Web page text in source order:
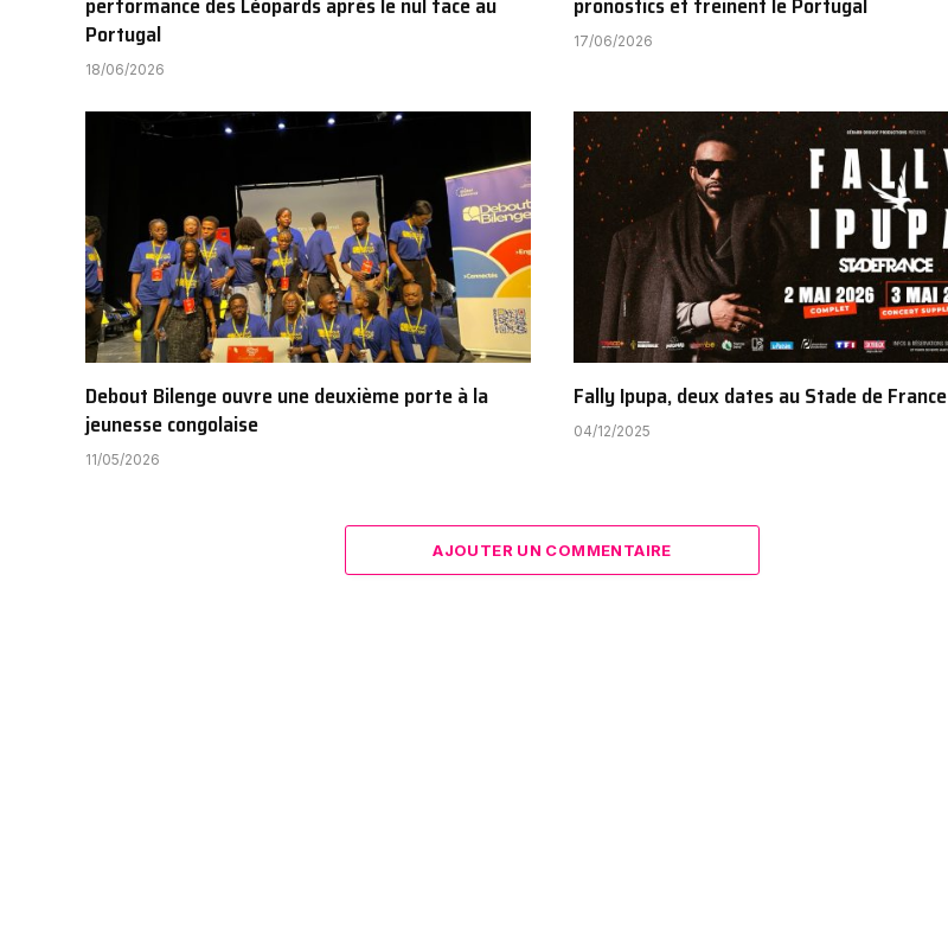
Portugal
18/06/2026
17/06/2026
Debout Bilenge ouvre une deuxième porte à la
jeunesse congolaise
11/05/2026
Fally Ipupa, deux dates au Stade de France
04/12/2025
AJOUTER UN COMMENTAIRE